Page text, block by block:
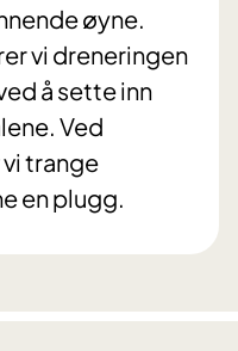
øyne.
vi dreneringen
å sette inn
Ved
trange
en plugg.